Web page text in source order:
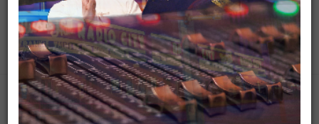
#https://www.facebook.com/AM774
▶ 有人抵咧嘸FB粉絲專頁
#https://www.facebook.com/AnybodyHereA...
▶ 有人抵咧嘸 播客 #https://ppt.cc/fUa1mx
每週日晚上11點歡迎收聽台灣廣播 AM774，用最多元豐富
的選擇，陪伴你的每星期。
#開啟直播小鈴鐺不漏掉最新消息
查看更多
地方生活熱門